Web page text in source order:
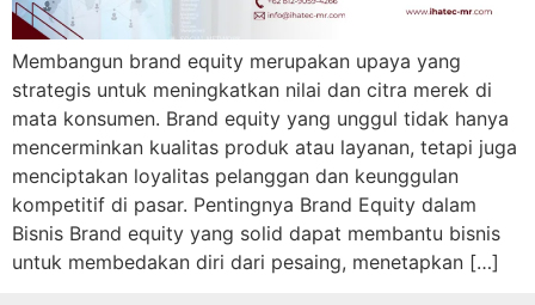
Membangun brand equity merupakan upaya yang
strategis untuk meningkatkan nilai dan citra merek di
mata konsumen. Brand equity yang unggul tidak hanya
mencerminkan kualitas produk atau layanan, tetapi juga
menciptakan loyalitas pelanggan dan keunggulan
kompetitif di pasar. Pentingnya Brand Equity dalam
Bisnis Brand equity yang solid dapat membantu bisnis
untuk membedakan diri dari pesaing, menetapkan […]